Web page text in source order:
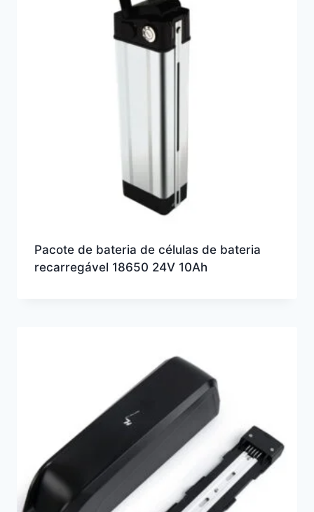
Pacote de bateria de células de bateria
recarregável 18650 24V 10Ah